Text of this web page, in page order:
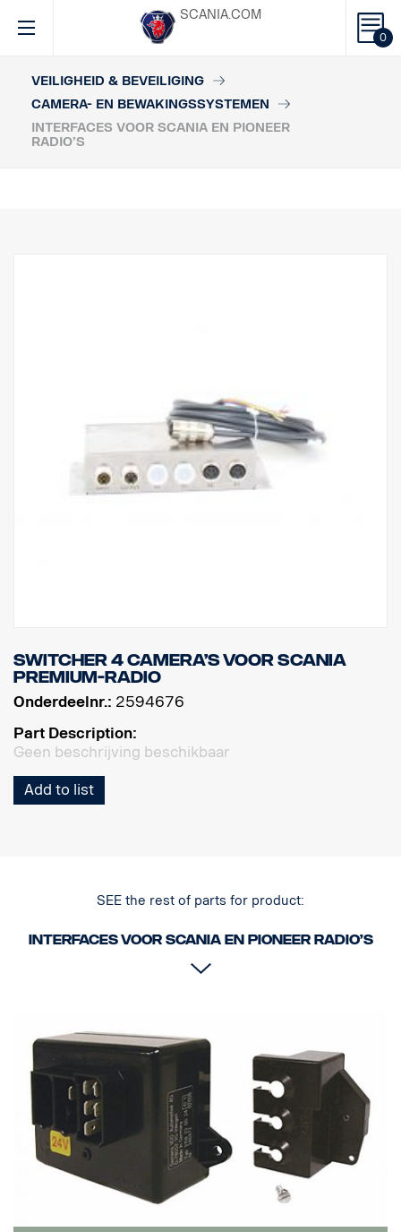
0
SCANIA.COM
VEILIGHEID & BEVEILIGING
CAMERA- EN BEWAKINGSSYSTEMEN
INTERFACES VOOR SCANIA EN PIONEER
RADIO’S
Switcher 4 camera’s voor Scania
Premium-radio
Onderdeelnr.: 2594676
Part Description:
Geen beschrijving beschikbaar
Add to list
SEE the rest of parts for product:
Interfaces voor Scania en Pioneer radio’s